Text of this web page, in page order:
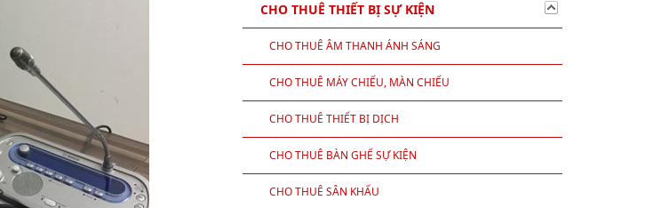
CHO THUÊ THIẾT BỊ SỰ KIỆN
CHO THUÊ ÂM THANH ÁNH SÁNG
CHO THUÊ MÁY CHIẾU, MÀN CHIẾU
CHO THUÊ THIẾT BỊ DỊCH
CHO THUÊ BÀN GHẾ SỰ KIỆN
CHO THUÊ SÂN KHẤU